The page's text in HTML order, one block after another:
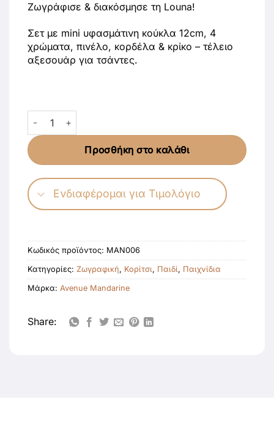
Ζωγράφισε & διακόσμησε τη Louna!
Σετ με mini υφασμάτινη κούκλα 12cm, 4
χρώματα, πινέλο, κορδέλα & κρίκο – τέλειο
αξεσουάρ για τσάντες.
Louloute Louna – Σετ Ζωγραφικής & Διακόσμησης Mini
Προσθήκη στο καλάθι
Ενδιαφέρομαι για Τιμολόγιο
Κωδικός προϊόντος: MAN006
Κατηγορίες: Ζωγραφική, Κορίτσι, Παιδί, Παιχνίδια
Μάρκα: Avenue Mandarine
Share: